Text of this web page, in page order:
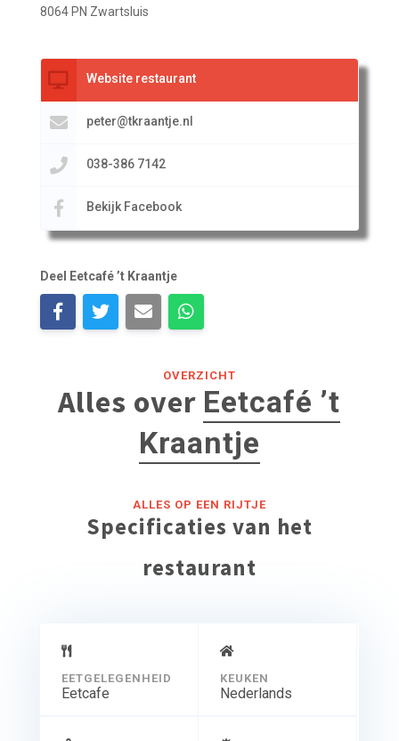
8064 PN Zwartsluis
Website restaurant
peter@tkraantje.nl
038-386 7142
Bekijk Facebook
Deel Eetcafé ’t Kraantje
OVERZICHT
Alles over Eetcafé ’t
Kraantje
ALLES OP EEN RIJTJE
Specificaties van het
restaurant
EETGELEGENHEID
Eetcafe
KEUKEN
Nederlands